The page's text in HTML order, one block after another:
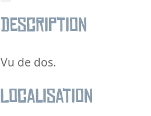
Description
Vu de dos.
Localisation